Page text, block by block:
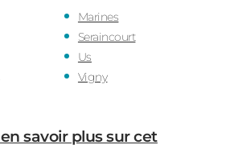
Marines
Seraincourt
Us
Vigny
savoir plus sur cet